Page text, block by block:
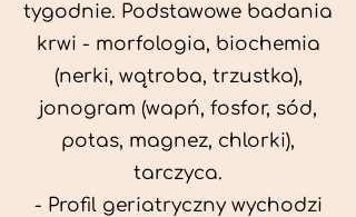
tygodnie. Podstawowe badania
krwi - morfologia, biochemia
(nerki, wątroba, trzustka),
jonogram (wapń, fosfor, sód,
potas, magnez, chlorki),
tarczyca.
- Profil geriatryczny wychodzi